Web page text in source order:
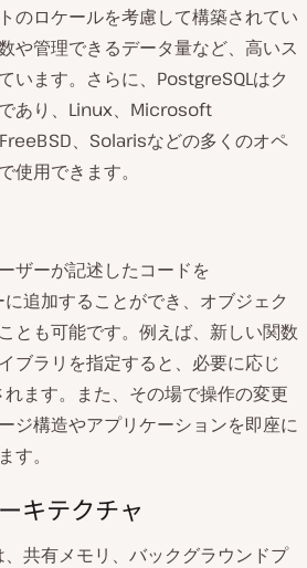
のロケールを考慮して構築されてい
や管理できるデータ量など、高いス
います。さらに、PostgreSQLはク
あり、Linux、Microsoft
、Solarisなどの多くのオペ
使用できます。
ザーが記述したコードを
追加することができ、オブジェク
とも可能です。例えば、新しい関数
ブラリを指定すると、必要に応じ
ます。また、その場で操作の変更
ジ構造やアプリケーションを即座に
す。
キテクチャ
共有メモリ、バックグラウンドプ